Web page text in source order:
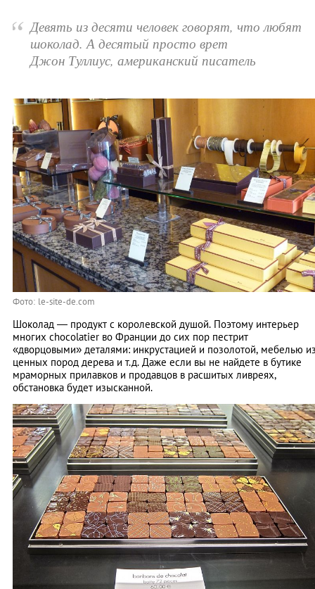
“ Девять из десяти человек говорят, что любят
шоколад. А десятый просто врет
Джон Туллиус, американский писатель
Фото: le-site-de.com
Шоколад — продукт с королевской душой. Поэтому интерьер
многих chocolatier во Франции до сих пор пестрит
«дворцовыми» деталями: инкрустацией и позолотой, мебелью
ценных пород дерева и т.д. Даже если вы не найдете в бутике
мраморных прилавков и продавцов в расшитых ливреях,
обстановка будет изысканной.